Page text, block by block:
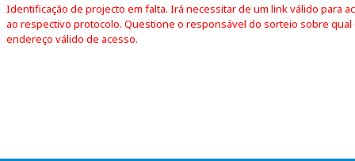
Identificação de projecto em falta. Irá necessitar de um link válido para
ao respectivo protocolo. Questione o responsável do sorteio sobre qual
endereço válido de acesso.